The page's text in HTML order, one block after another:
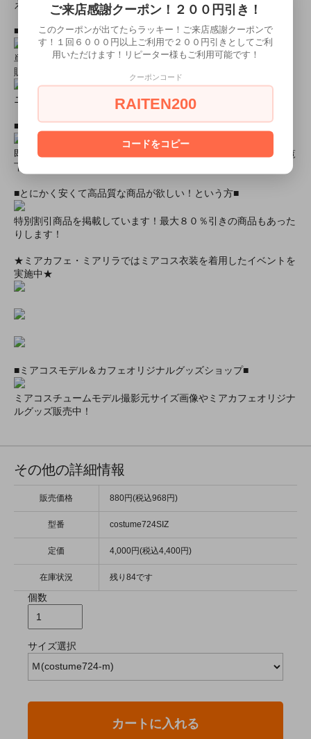
える場合があります。予めご了承ください。
■おすすめオプション小物類■
単品カチューシャやネコ耳などの小物類（1000円程度より多数
販売中）
ニーハイソックス、タイツなど（500円より多数販売中！）
■すぐに商品が欲しい！！という方■
即日配達商品一覧がございますので、よろしければそちらをご覧
下さいませ。
■とにかく安くて高品質な商品が欲しい！という方■
特別割引商品を掲載しています！最大８０％引きの商品もあった
りします！
★ミアカフェ・ミアリラではミアコス衣装を着用したイベントを
実施中★
■ミアコスモデル＆カフェオリジナルグッズショップ■
ミアコスチュームモデル撮影元サイズ画像やミアカフェオリジナ
ルグッズ販売中！
その他の詳細情報
販売価格 880円(税込968円)
型番 costume724SIZ
定価 4,000円(税込4,400円)
在庫状況 残り84です
個数
サイズ選択
カートに入れる
ご来店感謝クーポン！２００円引き！
このクーポンが出てたらラッキー！ご来店感謝クーポンで
す！１回６０００円以上ご利用で２００円引きとしてご利
用いただけます！リピーター様もご利用可能です！
クーポンコード
RAITEN200
コードをコピー